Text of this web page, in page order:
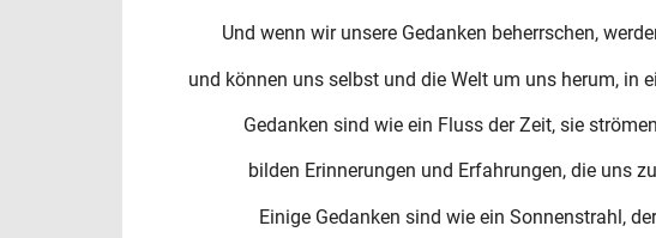
Und wenn wir unsere Gedanken beherrschen,
und können uns selbst und die Welt um uns herum, in
Gedanken sind wie ein Fluss der Zeit, sie
bilden Erinnerungen und Erfahrungen, die uns
Einige Gedanken sind wie ein Sonnenstrahl,